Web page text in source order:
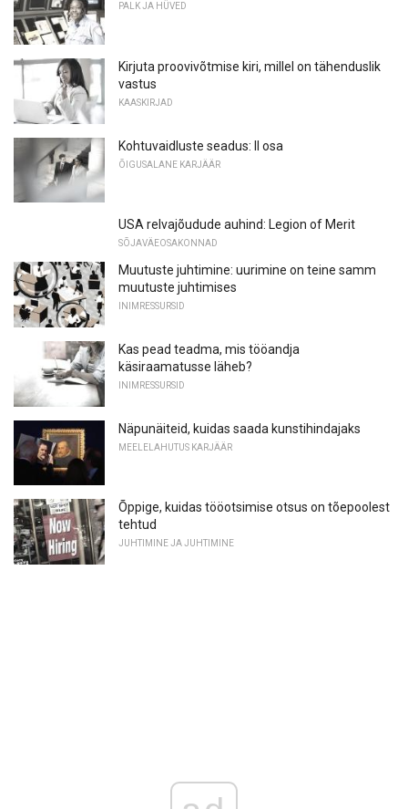
PALK JA HÜVED
Kirjuta proovivõtmise kiri, millel on tähenduslik
vastus
KAASKIRJAD
Kohtuvaidluste seadus: II osa
ÕIGUSALANE KARJÄÄR
USA relvajõudude auhind: Legion of Merit
SÕJAVÄEOSAKONNAD
Muutuste juhtimine: uurimine on teine ​​samm
muutuste juhtimises
INIMRESSURSID
Kas pead teadma, mis tööandja
käsiraamatusse läheb?
INIMRESSURSID
Näpunäiteid, kuidas saada kunstihindajaks
MEELELAHUTUS KARJÄÄR
Õppige, kuidas tööotsimise otsus on tõepoolest
tehtud
JUHTIMINE JA JUHTIMINE